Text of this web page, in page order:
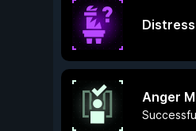
Anger